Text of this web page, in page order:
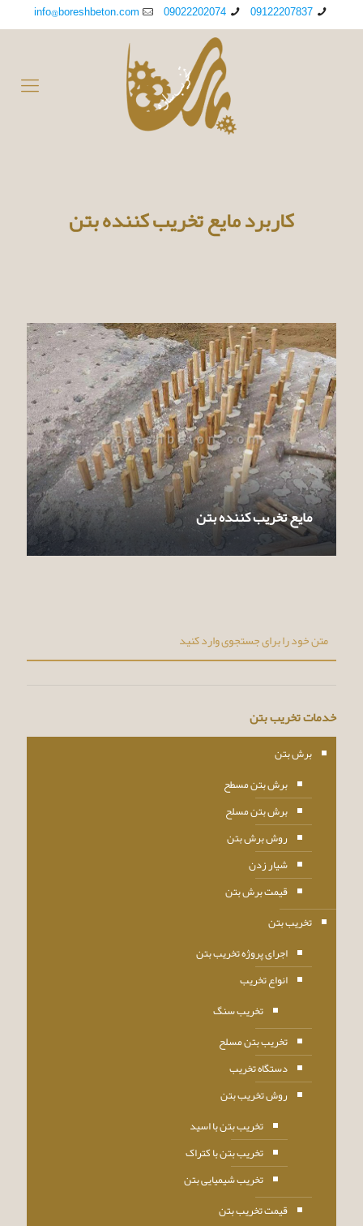
09122207837
09022202074
info@boreshbeton.com
کاربرد مایع تخریب کننده بتن
مایع تخریب کننده بتن
خدمات تخریب بتن
برش بتن
برش بتن مسطح
برش بتن مسلح
روش برش بتن
شیار زدن
قیمت برش بتن
تخریب بتن
اجرای پروژه تخریب بتن
انواع تخریب
تخریب سنگ
تخریب بتن مسلح
دستگاه تخریب
روش تخریب بتن
تخریب بتن با اسید
تخریب بتن با کتراک
تخریب شیمیایی بتن
قیمت تخریب بتن